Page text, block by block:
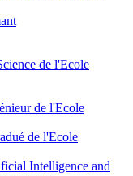
de l'Ecole
de l'Ecole
de l'Ecole
Intelligence and